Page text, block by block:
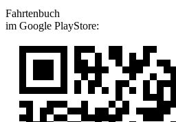
Fahrtenbuch
im Google PlayStore: